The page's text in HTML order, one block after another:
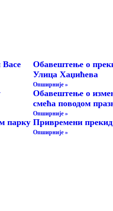
Васе
Обавештење о
Улица Хаџићева
Опширније »
Обавештење о
смећа поводом
Опширније »
парку Привремени
Опширније »